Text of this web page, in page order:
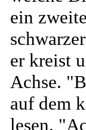
ein
er kreist
Achse.
auf dem
lesen.